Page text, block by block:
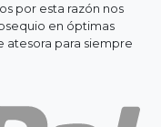
por esta razón nos
en óptimas
atesora para siempre